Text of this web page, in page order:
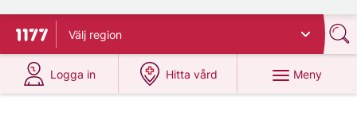
Till startsidan för 1177
Välj region
Logga in
på 1177.se
Hitta vård
på 1177.se
Meny